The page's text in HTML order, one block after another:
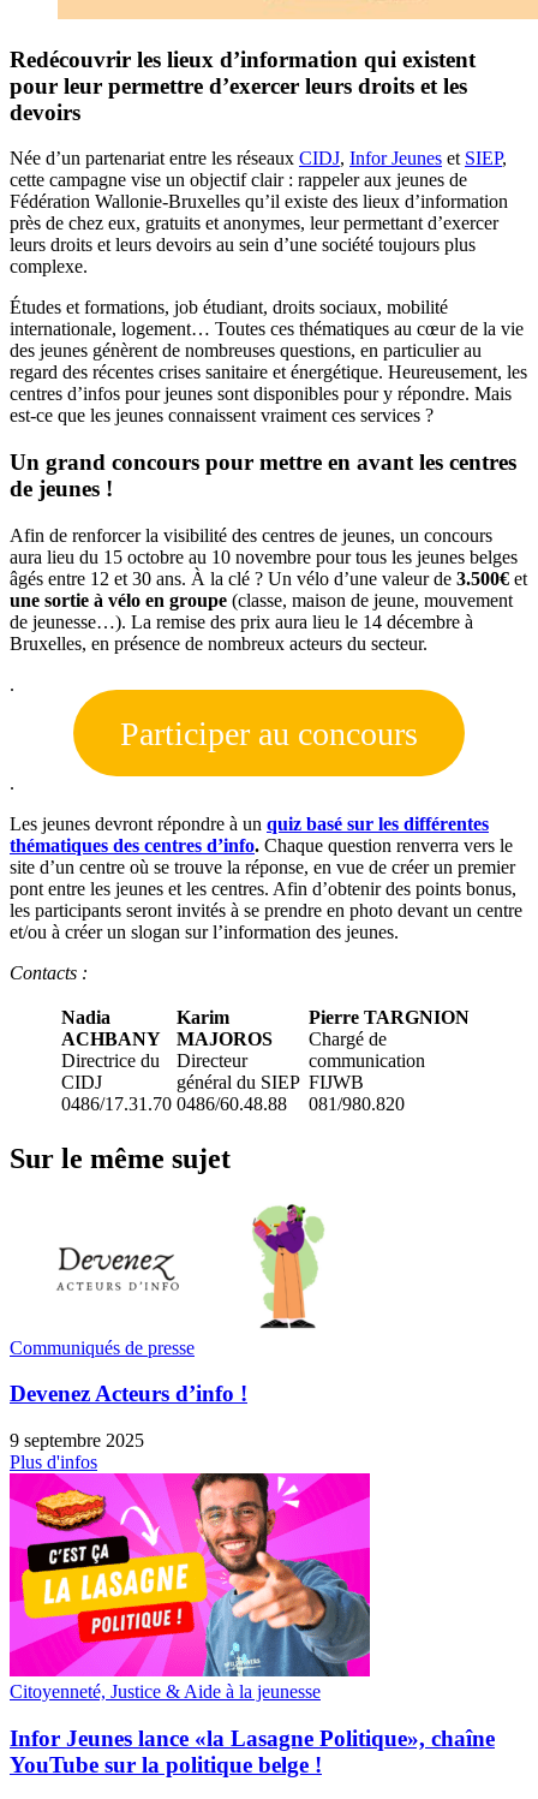
Redécouvrir les lieux d’information qui existent
pour leur permettre d’exercer leurs droits et les
devoirs
Née d’un partenariat entre les réseaux CIDJ, Infor Jeunes et SIEP,
cette campagne vise un objectif clair : rappeler aux jeunes de
Fédération Wallonie-Bruxelles qu’il existe des lieux d’information
près de chez eux, gratuits et anonymes, leur permettant d’exercer
leurs droits et leurs devoirs au sein d’une société toujours plus
complexe.
Études et formations, job étudiant, droits sociaux, mobilité
internationale, logement… Toutes ces thématiques au cœur de la vie
des jeunes génèrent de nombreuses questions, en particulier au
regard des récentes crises sanitaire et énergétique. Heureusement, les
centres d’infos pour jeunes sont disponibles pour y répondre. Mais
est-ce que les jeunes connaissent vraiment ces services ?
Un grand concours pour mettre en avant les centres
de jeunes !
Afin de renforcer la visibilité des centres de jeunes, un concours
aura lieu du 15 octobre au 10 novembre pour tous les jeunes belges
âgés entre 12 et 30 ans. À la clé ? Un vélo d’une valeur de 3.500€ et
une sortie à vélo en groupe (classe, maison de jeune, mouvement
de jeunesse…). La remise des prix aura lieu le 14 décembre à
Bruxelles, en présence de nombreux acteurs du secteur.
.
Participer au concours
.
Les jeunes devront répondre à un quiz basé sur les différentes
thématiques des centres d’info. Chaque question renverra vers le
site d’un centre où se trouve la réponse, en vue de créer un premier
pont entre les jeunes et les centres. Afin d’obtenir des points bonus,
les participants seront invités à se prendre en photo devant un centre
et/ou à créer un slogan sur l’information des jeunes.
Contacts :
Nadia
ACHBANY
Directrice du
CIDJ
0486/17.31.70
Karim
MAJOROS
Directeur
général du SIEP
0486/60.48.88
Pierre TARGNION
Chargé de
communication
FIJWB
081/980.820
Sur le même sujet
Communiqués de presse
Devenez Acteurs d’info !
9 septembre 2025
Plus d'infos
Citoyenneté, Justice & Aide à la jeunesse
Infor Jeunes lance «la Lasagne Politique», chaîne
YouTube sur la politique belge !